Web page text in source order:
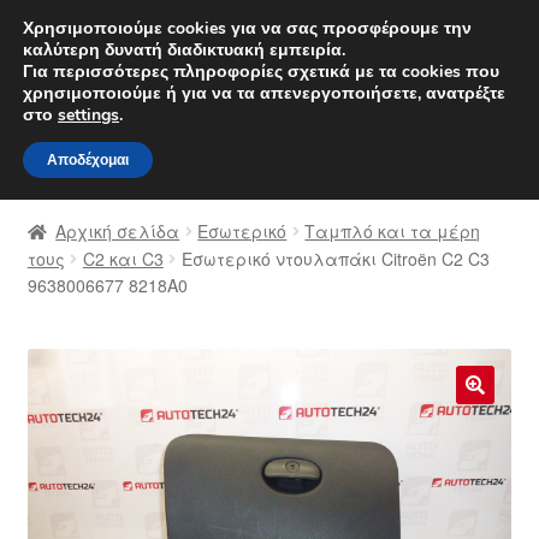
ΑΠΟΣΤΟΛΗ από 7 EUR
Δευτέρα-Παρ. 9 π.μ. - 4 μ.μ.
Απευθείας
μετάβαση
στην
πλοήγηση
Μετάβαση
σε
περιεχόμενο
Αρχική
Διαδικασία Παραπόνων
Ο λογαριασμός μου
Αρχική σελίδα Εσωτερικό
Ταμπλό και τα μέρη
τους
C2 και C3
Εσωτερικό ντουλαπάκι Citroën C2 C3
9638006677 8218A0
🔍
Χρησιμοποιούμε cookies για να σας προσφέρουμε την
καλύτερη δυνατή διαδικτυακή εμπειρία.
Για περισσότερες πληροφορίες σχετικά με τα cookies που
χρησιμοποιούμε ή για να τα απενεργοποιήσετε, ανατρέξτε
στο settings.
Αποδέχομαι